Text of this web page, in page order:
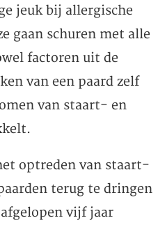
jeuk bij allergische
gaan schuren met alle
factoren uit de
van een paard zelf
van staart- en
optreden van staart-
terug te dringen
vijf jaar